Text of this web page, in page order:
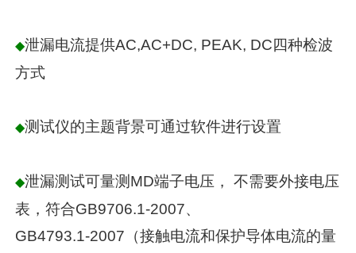
◆泄漏电流提供AC,AC+DC, PEAK, DC四种检波
方式
◆测试仪的主题背景可通过软件进行设置
◆泄漏测试可量测MD端子电压， 不需要外接电压
表，符合GB9706.1-2007、
GB4793.1-2007（接触电流和保护导体电流的量